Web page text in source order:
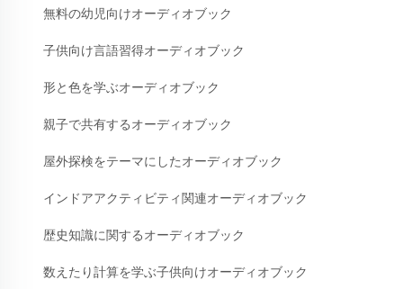
無料の幼児向けオーディオブック
子供向け言語習得オーディオブック
形と色を学ぶオーディオブック
親子で共有するオーディオブック
屋外探検をテーマにしたオーディオブック
インドアアクティビティ関連オーディオブック
歴史知識に関するオーディオブック
数えたり計算を学ぶ子供向けオーディオブック